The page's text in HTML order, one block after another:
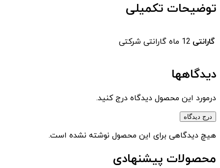
توضیحات تکمیلی
گارانتی 12 ماه گارانتی شرکتی
دیدگاهها
درمورد این محصول دیدگاه درج کنید.
درج دیدگاه
هیچ دیدگاهی برای این محصول نوشته نشده است.
محصولات پیشنهادی